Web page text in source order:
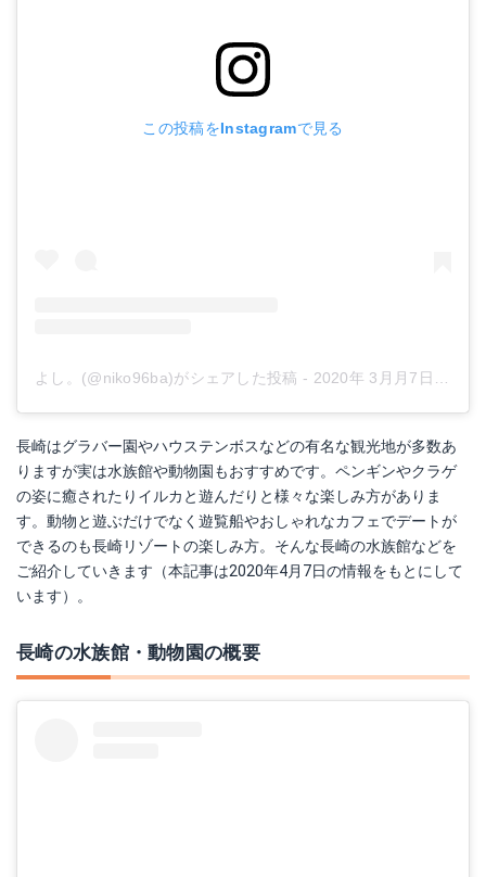
この投稿をInstagramで見る
よし。(@niko96ba)がシェアした投稿 - 2020年 3月月7日午前7時39分PST
長崎はグラバー園やハウステンボスなどの有名な観光地が多数あ
りますが実は水族館や動物園もおすすめです。ペンギンやクラゲ
の姿に癒されたりイルカと遊んだりと様々な楽しみ方がありま
す。動物と遊ぶだけでなく遊覧船やおしゃれなカフェでデートが
できるのも長崎リゾートの楽しみ方。そんな長崎の水族館などを
ご紹介していきます（本記事は2020年4月7日の情報をもとにして
います）。
長崎の水族館・動物園の概要